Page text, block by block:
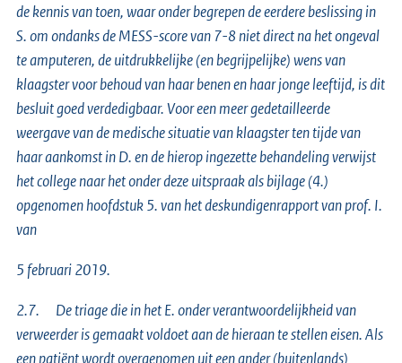
de kennis van toen, waar onder begrepen de eerdere beslissing in
S. om ondanks de MESS-score van 7-8 niet direct na het ongeval
te amputeren, de uitdrukkelijke (en begrijpelijke) wens van
klaagster voor behoud van haar benen en haar jonge leeftijd, is dit
besluit goed verdedigbaar. Voor een meer gedetailleerde
weergave van de medische situatie van klaagster ten tijde van
haar aankomst in D. en de hierop ingezette behandeling verwijst
het college naar het onder deze uitspraak als bijlage (4.)
opgenomen hoofdstuk 5. van het deskundigenrapport van prof. I.
van
5 februari 2019.
2.7. De triage die in het E. onder verantwoordelijkheid van
verweerder is gemaakt voldoet aan de hieraan te stellen eisen. Als
een patiënt wordt overgenomen uit een ander (buitenlands)